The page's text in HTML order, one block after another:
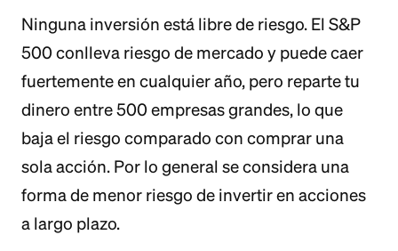
Ninguna inversión está libre de riesgo. El S&P
500 conlleva riesgo de mercado y puede caer
fuertemente en cualquier año, pero reparte tu
dinero entre 500 empresas grandes, lo que
baja el riesgo comparado con comprar una
sola acción. Por lo general se considera una
forma de menor riesgo de invertir en acciones
a largo plazo.